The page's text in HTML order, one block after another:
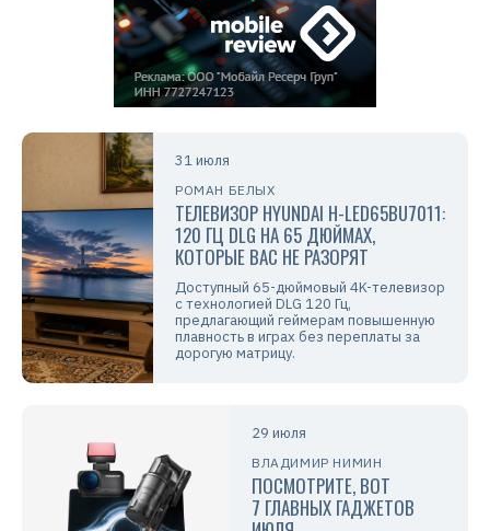
31 июля
РОМАН БЕЛЫХ
ТЕЛЕВИЗОР HYUNDAI H-LED65BU7011:
120 ГЦ DLG НА 65 ДЮЙМАХ,
КОТОРЫЕ ВАС НЕ РАЗОРЯТ
Доступный 65-дюймовый 4K-телевизор
с технологией DLG 120 Гц,
предлагающий геймерам повышенную
плавность в играх без переплаты за
дорогую матрицу.
29 июля
ВЛАДИМИР НИМИН
ПОСМОТРИТЕ, ВОТ
7 ГЛАВНЫХ ГАДЖЕТОВ